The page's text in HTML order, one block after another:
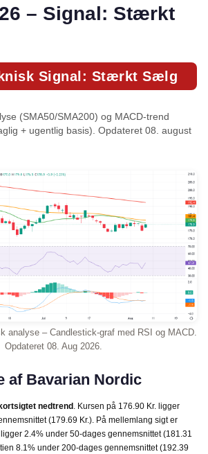
– Signal: Stærkt
Signal: Stærkt Sælg
(SMA50/SMA200) og MACD-trend
+ ugentlig basis). Opdateret 08. august
analyse – Candlestick-graf med RSI og MACD.
Opdateret 08. Aug 2026.
af Bavarian Nordic
kortsigtet nedtrend . Kursen på 176.90 Kr. ligger
(179.69 Kr.). På mellemlang sigt er
2.4% under 50-dages gennemsnittet (181.31
8.1% under 200-dages gennemsnittet (192.39